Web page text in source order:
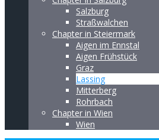
Salzburg
Straßwalchen
Chapter in Steiermark
Aigen im Ennstal
Aigen Frühstück
Graz
Lassing
Mitterberg
Rohrbach
Chapter in Wien
Wien